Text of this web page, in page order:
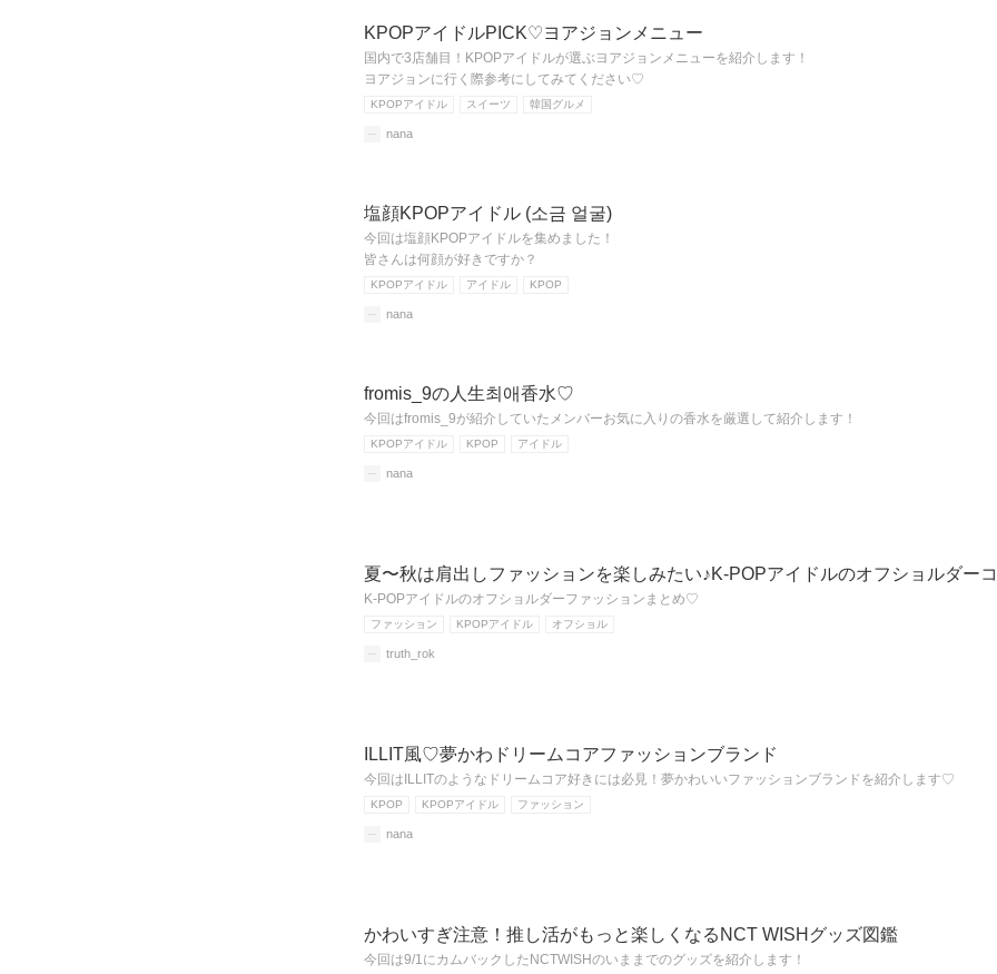
KPOPアイドルPICK♡ヨアジョンメニュー
国内で3店舗目！KPOPアイドルが選ぶヨアジョンメニューを紹介します！
ヨアジョンに行く際参考にしてみてください♡
KPOPアイドル スイーツ 韓国グルメ
nana
塩顔KPOPアイドル (소금 얼굴)
今回は塩顔KPOPアイドルを集めました！
皆さんは何顔が好きですか？
KPOPアイドル アイドル KPOP
nana
fromis_9の人生최애香水♡
今回はfromis_9が紹介していたメンバーお気に入りの香水を厳選して紹介します！
KPOPアイドル KPOP アイドル
nana
夏〜秋は肩出しファッションを楽しみたい♪K-POPアイドルのオフショルダー
K-POPアイドルのオフショルダーファッションまとめ♡
ファッション KPOPアイドル オフショル
truth_rok
ILLIT風♡夢かわドリームコアファッションブランド
今回はILLITのようなドリームコア好きには必見！夢かわいいファッションブランドを紹介します♡
KPOP KPOPアイドル ファッション
nana
かわいすぎ注意！推し活がもっと楽しくなるNCT WISHグッズ図鑑
今回は9/1にカムバックしたNCTWISHのいままでのグッズを紹介します！